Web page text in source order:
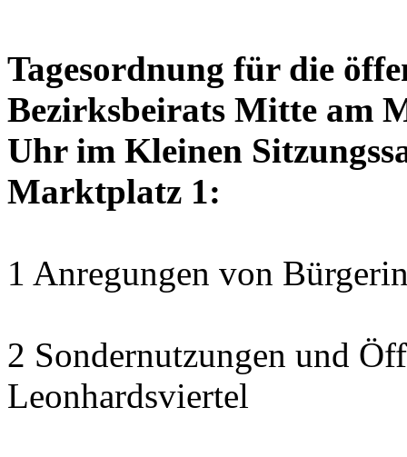
Tagesordnung für die
Bezirksbeirats Mitte am
Uhr im Kleinen
Marktplatz 1:
1 Anregungen von
2 Sondernutzungen und
Leonhardsviertel